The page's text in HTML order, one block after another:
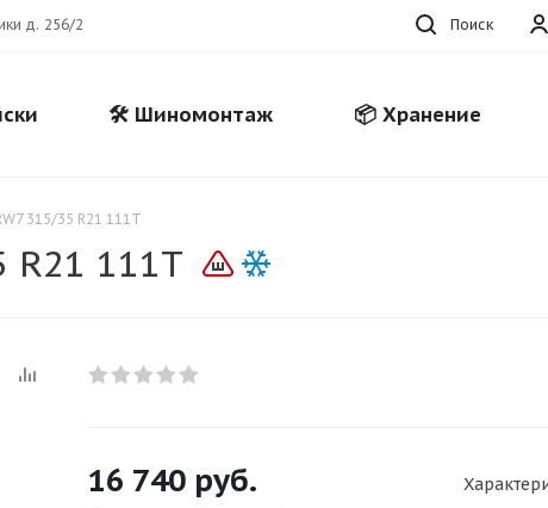
д. 256/2 Поиск
🛠️ Шиномонтаж 📦 Хранение
315/35 R21 111T
R21 111T
16 740 руб.